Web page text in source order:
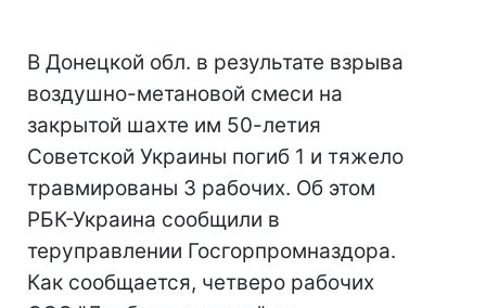
В Донецкой обл. в результате взрыва
воздушно-метановой смеси на
закрытой шахте им 50-летия
Советской Украины погиб 1 и тяжело
травмированы 3 рабочих. Об этом
РБК-Украина сообщили в
теруправлении Госгорпромназдора.
Как сообщается, четверо рабочих